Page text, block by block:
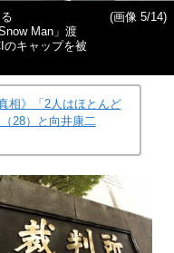
Man」渡
のキャップを被
(画像 5/14)
相》「2人はほとんど
28）と向井康二